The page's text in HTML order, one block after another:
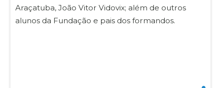
Araçatuba, João Vitor Vidovix; além de outros
alunos da Fundação e pais dos formandos.